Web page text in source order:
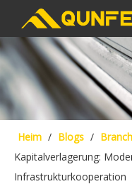
Heim / Blogs /
Kapitalverlagerung:
Infrastrukturkooperation